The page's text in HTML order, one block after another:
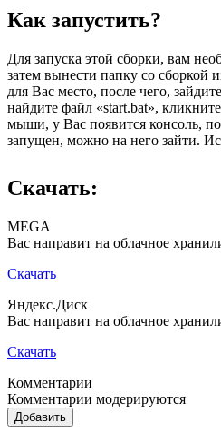
Как запустить?
Для запуска этой сборки, вам
затем вынести папку со сборкой
для Вас место, после чего,
найдите файл «start.bat»,
мыши, у Вас появится консоль,
запущен, можно на него зайти.
Скачать:
MEGA
Вас направит на облачное
Скачать
Яндекс.Диск
Вас направит на облачное
Скачать
Комментарии
Комментарии модерируются
Добавить